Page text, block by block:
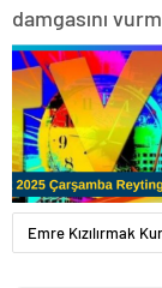
damgasını
Emre Kızılırmak